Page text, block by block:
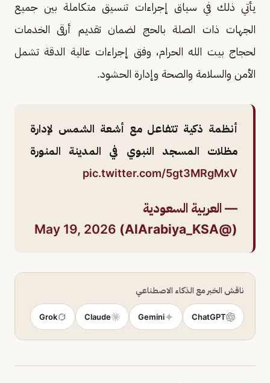
يأتي ذلك في سياق إجراءات تنسيق متكاملة بين جميع
الجهات ذات الصلة بالحج لضمان تقديم أرقى الخدمات
لحجاج بيت الله الحرام، وفق إجراءات عالية الدقة تشمل
الأمن والسلامة والصحة وإدارة الحشود.
أنظمة ذكية تتفاعل مع أشعة الشمس لإدارة
مظلات المسجد النبوي في المدينة المنورة
pic.twitter.com/5gt3MRgMxV
— العربية السعودية
(@AlArabiya_KSA)
May 19, 2026
ناقش الخبر مع الذكاء الاصطناعي
ChatGPT
Gemini
Claude
Grok